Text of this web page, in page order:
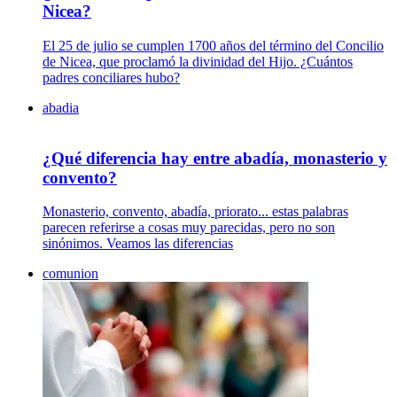
Nicea?
El 25 de julio se cumplen 1700 años del término del Concilio
de Nicea, que proclamó la divinidad del Hijo. ¿Cuántos
padres conciliares hubo?
abadia
¿Qué diferencia hay entre abadía, monasterio y
convento?
Monasterio, convento, abadía, priorato... estas palabras
parecen referirse a cosas muy parecidas, pero no son
sinónimos. Veamos las diferencias
comunion